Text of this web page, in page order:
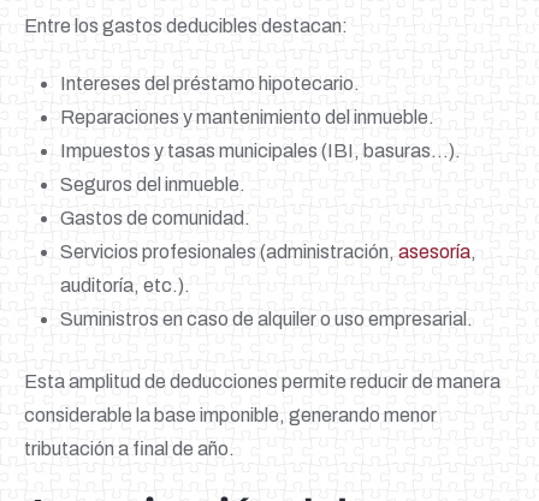
Entre los gastos deducibles destacan:
Intereses del préstamo hipotecario.
Reparaciones y mantenimiento del inmueble.
Impuestos y tasas municipales (IBI, basuras…).
Seguros del inmueble.
Gastos de comunidad.
Servicios profesionales (administración,asesoría,
auditoría, etc.).
Suministros en caso de alquiler o uso empresarial.
Esta amplitud de deducciones permite reducir de manera
considerable la base imponible, generando menor
tributación a final de año.